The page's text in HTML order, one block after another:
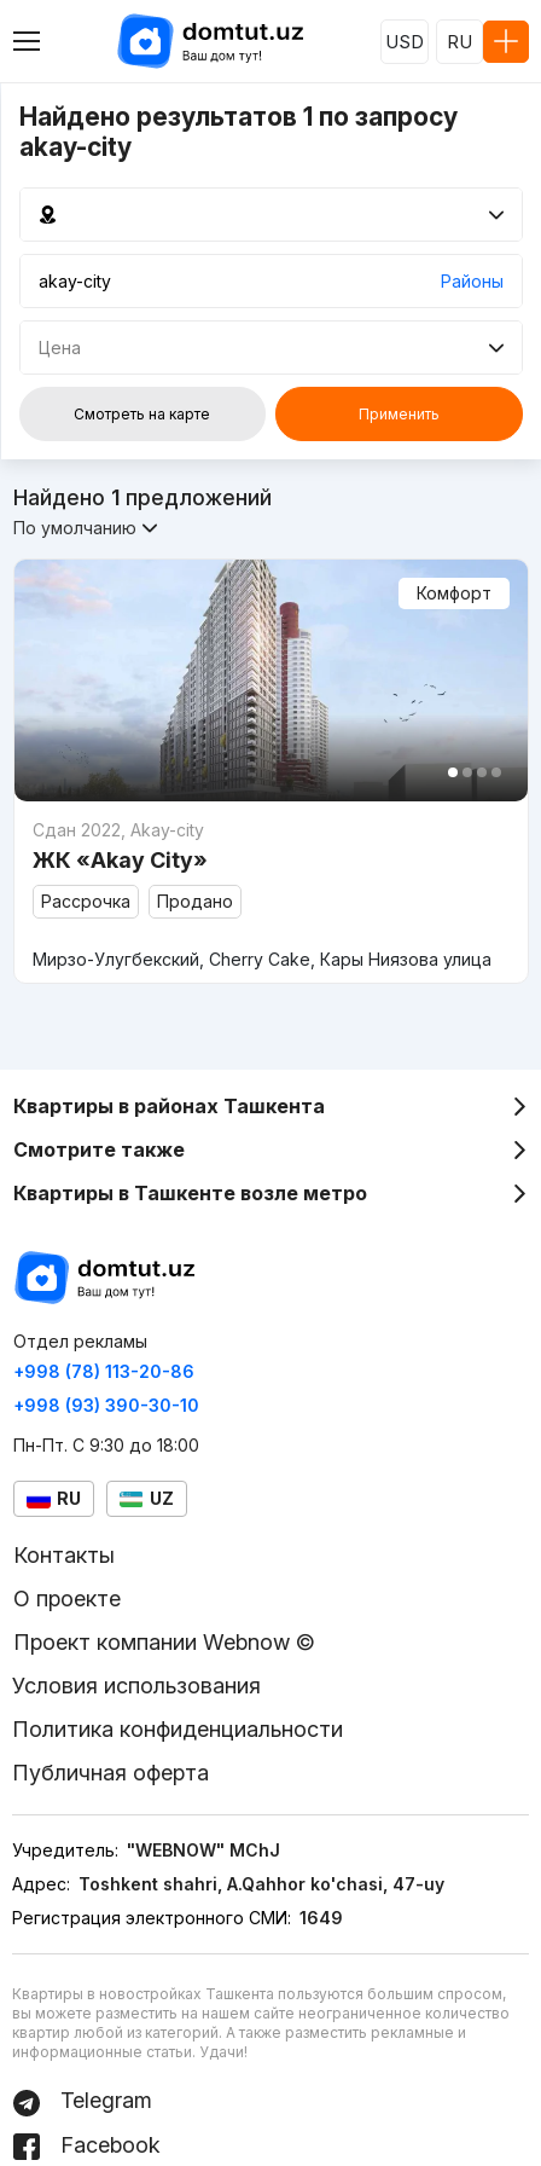
USD RU
Найдено результатов 1 по запросу
akay-city
Районы
Цена
Смотреть на карте Применить
Найдено 1предложений
По умолчанию
Комфорт
Сдан 2022 Akay-city
ЖК «Akay City»
Рассрочка Продано
Мирзо-Улугбекский, Cherry Cake, Кары Ниязова улица
Квартиры в районах Ташкента
Смотрите также
Квартиры в Ташкенте возле метро
Отдел рекламы
+998 (78) 113-20-86
+998 (93) 390-30-10
Пн-Пт. С 9:30 до 18:00
RU UZ
Контакты
О проекте
Проект компании Webnow ©
Условия использования
Политика конфиденциальности
Публичная оферта
Учредитель: "WEBNOW" MChJ
Адрес: Toshkent shahri, A.Qahhor ko'chasi, 47-uy
Регистрация электронного СМИ: 1649
Квартиры в новостройках Ташкента пользуются большим спросом,
вы можете разместить на нашем сайте неограниченное количество
квартир любой из категорий. А также разместить рекламные и
информационные статьи. Удачи!
Telegram
Facebook